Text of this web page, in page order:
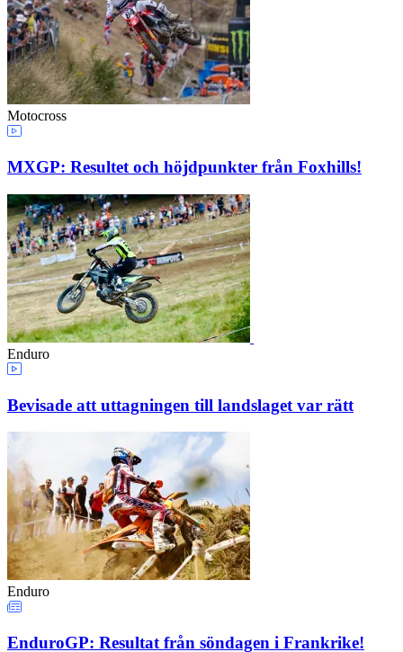
Motocross
MXGP: Resultet och höjdpunkter från Foxhills!
Enduro
Bevisade att uttagningen till landslaget var rätt
Enduro
EnduroGP: Resultat från söndagen i Frankrike!